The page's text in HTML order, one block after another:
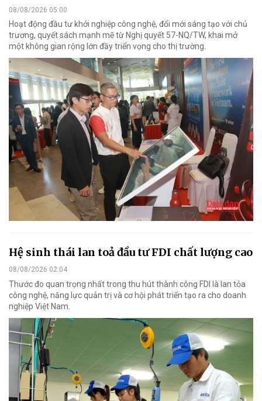
08/08/2026 05:00
Hoạt động đầu tư khởi nghiệp công nghệ, đổi mới sáng tạo với chủ
trương, quyết sách mạnh mẽ từ Nghị quyết 57-NQ/TW, khai mở
một không gian rộng lớn đầy triển vọng cho thị trường.
Hệ sinh thái lan toả đầu tư FDI chất lượng cao
08/08/2026 02:04
Thước đo quan trọng nhất trong thu hút thành công FDI là lan tỏa
công nghệ, năng lực quản trị và cơ hội phát triển tạo ra cho doanh
nghiệp Việt Nam.